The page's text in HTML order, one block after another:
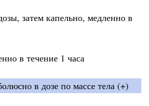
затем капельно, медленно в
в течение 1 часа
в дозе по массе тела (+)